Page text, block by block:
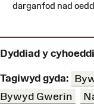
darganfod nad
Dyddiad y
Tagiwyd gyda:
Bywyd Gwerin